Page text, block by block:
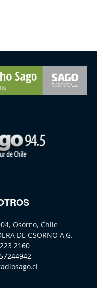
Osorno, Chile
DE OSORNO A.G.
2160